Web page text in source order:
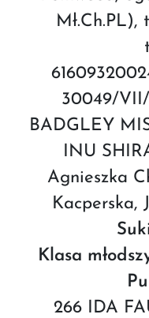
Mł.Ch.PL),
30049/VII/
BADGLEY
INU
Agnieszka
Kacperska,
Klasa
266 IDA